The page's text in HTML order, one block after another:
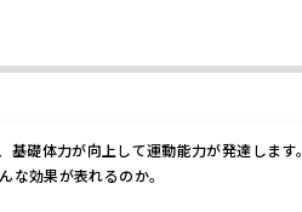
礎体力が向上して運動能力が発達します。
な効果が表れるのか。